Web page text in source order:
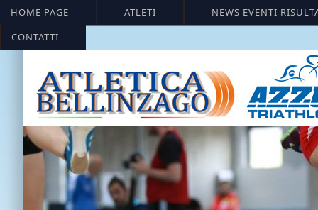
HOME PAGE ATLETI
NEWS EVENTI
CONTATTI